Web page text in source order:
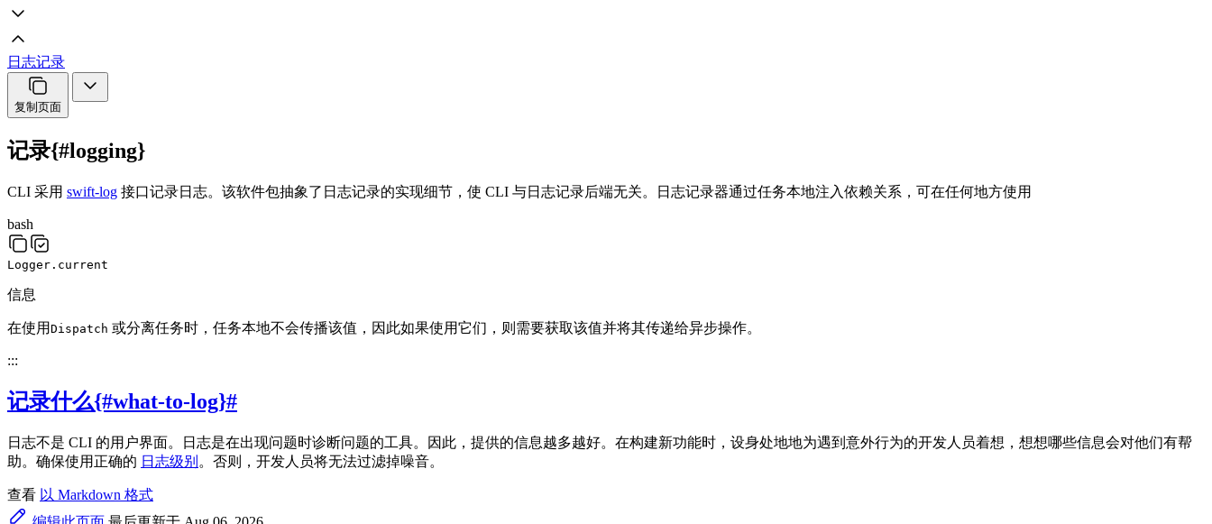
日志记录
复制页面
记录{#logging}
CLI 采用 swift-log 接口记录日志。该软件包抽象了日志记录的实现细节，使 CLI 与日志记录后端无关。日志记录器通过任务本地注入依赖关系，可在任何地方使用
bash
Logger.current
信息
在使用 Dispatch 或分离任务时，任务本地不会传播该值，因此如果使用它们，则需要获取该值并将其传递给异步操作。
:::
记录什么{#what-to-log}#
日志不是 CLI 的用户界面。日志是在出现问题时诊断问题的工具。因此，提供的信息越多越好。在构建新功能时，设身处地地为遇到意外行为的开发人员着想，想想哪些信息会对他们有帮
助。确保使用正确的 日志级别 。否则，开发人员将无法过滤掉噪音。
查看 以 Markdown 格式